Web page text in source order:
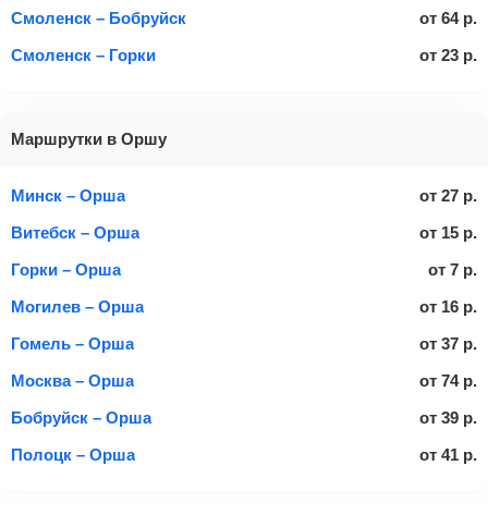
Смоленск – Бобруйск
от 64 р.
Смоленск – Горки
от 23 р.
Маршрутки в Оршу
Минск – Орша от 27 р.
Витебск – Орша
от 15 р.
Горки – Орша
от 7 р.
Могилев – Орша
от 16 р.
Гомель – Орша
от 37 р.
Москва – Орша
от 74 р.
Бобруйск – Орша
от 39 р.
Полоцк – Орша
от 41 р.